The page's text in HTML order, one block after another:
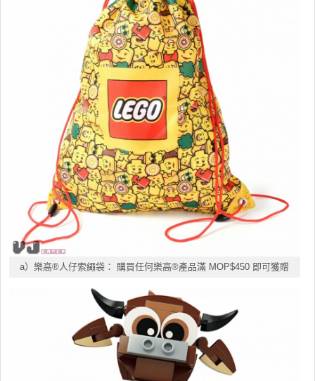
a）樂高®人仔索繩袋： 購買任何樂高®產品滿 MOP$450 即可獲贈